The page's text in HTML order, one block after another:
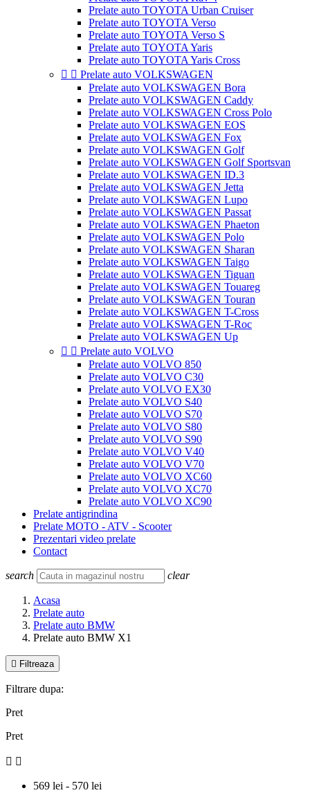
Prelate auto TOYOTA Urban Cruiser
Prelate auto TOYOTA Verso
Prelate auto TOYOTA Verso S
Prelate auto TOYOTA Yaris
Prelate auto TOYOTA Yaris Cross
  Prelate auto VOLKSWAGEN
Prelate auto VOLKSWAGEN Bora
Prelate auto VOLKSWAGEN Caddy
Prelate auto VOLKSWAGEN Cross Polo
Prelate auto VOLKSWAGEN EOS
Prelate auto VOLKSWAGEN Fox
Prelate auto VOLKSWAGEN Golf
Prelate auto VOLKSWAGEN Golf Sportsvan
Prelate auto VOLKSWAGEN ID.3
Prelate auto VOLKSWAGEN Jetta
Prelate auto VOLKSWAGEN Lupo
Prelate auto VOLKSWAGEN Passat
Prelate auto VOLKSWAGEN Phaeton
Prelate auto VOLKSWAGEN Polo
Prelate auto VOLKSWAGEN Sharan
Prelate auto VOLKSWAGEN Taigo
Prelate auto VOLKSWAGEN Tiguan
Prelate auto VOLKSWAGEN Touareg
Prelate auto VOLKSWAGEN Touran
Prelate auto VOLKSWAGEN T-Cross
Prelate auto VOLKSWAGEN T-Roc
Prelate auto VOLKSWAGEN Up
  Prelate auto VOLVO
Prelate auto VOLVO 850
Prelate auto VOLVO C30
Prelate auto VOLVO EX30
Prelate auto VOLVO S40
Prelate auto VOLVO S70
Prelate auto VOLVO S80
Prelate auto VOLVO S90
Prelate auto VOLVO V40
Prelate auto VOLVO V70
Prelate auto VOLVO XC60
Prelate auto VOLVO XC70
Prelate auto VOLVO XC90
Prelate antigrindina
Prelate MOTO - ATV - Scooter
Prezentari video prelate
Contact
search clear
Acasa
Prelate auto
Prelate auto BMW
Prelate auto BMW X1
 Filtreaza
Filtrare dupa:
Pret
Pret
 
569 lei - 570 lei